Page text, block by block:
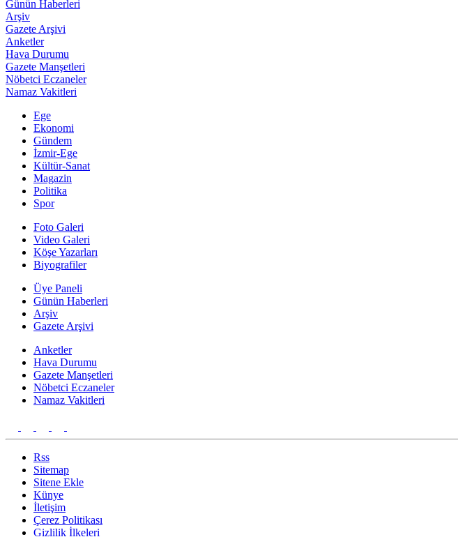
Günün Haberleri
Arşiv
Gazete Arşivi
Anketler
Hava Durumu
Gazete Manşetleri
Nöbetci Eczaneler
Namaz Vakitleri
Ege
Ekonomi
Gündem
İzmir-Ege
Kültür-Sanat
Magazin
Politika
Spor
Foto Galeri
Video Galeri
Köşe Yazarları
Biyografiler
Üye Paneli
Günün Haberleri
Arşiv
Gazete Arşivi
Anketler
Hava Durumu
Gazete Manşetleri
Nöbetci Eczaneler
Namaz Vakitleri
Rss
Sitemap
Sitene Ekle
Künye
İletişim
Çerez Politikası
Gizlilik İlkeleri